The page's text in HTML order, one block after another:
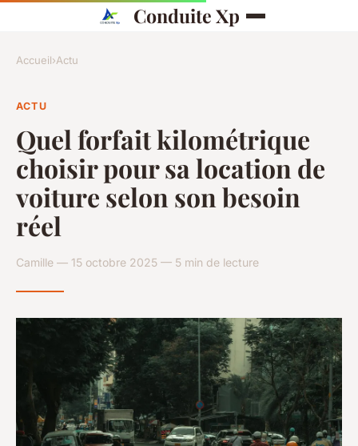
Conduite Xp
Accueil›Actu
ACTU
Quel forfait kilométrique
choisir pour sa location de
voiture selon son besoin
réel
Camille — 15 octobre 2025 — 5 min de lecture